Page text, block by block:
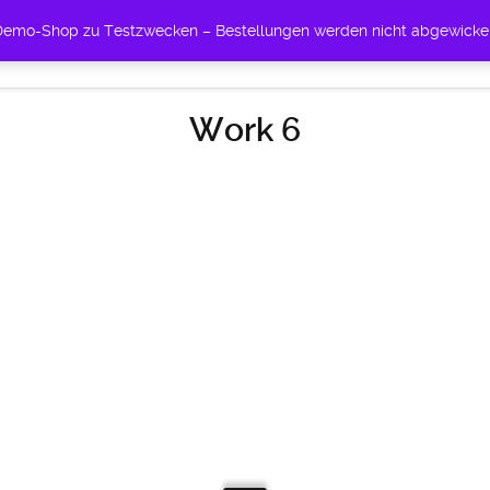
Shop zu Testzwecken – Bestellungen werden nicht
ÜBER UNS. SCHNEEKULT
Work 6